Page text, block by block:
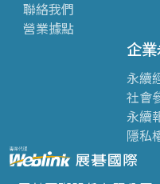
聯絡我們
營業據點
企
永續
社會
永續
隱私